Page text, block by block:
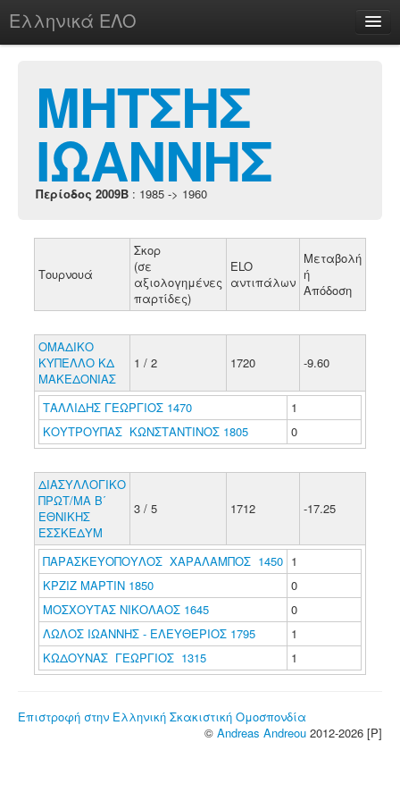
Ελληνικά ΕΛΟ
chesstu.be @ discord
Login
ΜΗΤΣΗΣ
ΙΩΑΝΝΗΣ
Περίοδος 2009B : 1985 -> 1960
Τουρνουά
Σκορ
(σε
αξιολογημένες
παρτίδες)
ELO
αντιπάλων
Μεταβολή
ή
Απόδοση
ΟΜΑΔΙΚΟ
ΚΥΠΕΛΛΟ ΚΔ
ΜΑΚΕΔΟΝΙΑΣ
1 / 2 1720 -9.60
ΤΑΛΛΙΔΗΣ ΓΕΩΡΓΙΟΣ 1470
1
ΚΟΥΤΡΟΥΠΑΣ ΚΩΝΣΤΑΝΤΙΝΟΣ 1805
0
ΔΙΑΣΥΛΛΟΓΙΚΟ
ΠΡΩΤ/ΜΑ Β΄
ΕΘΝΙΚΗΣ
ΕΣΣΚΕΔΥΜ
3 / 5 1712 -17.25
ΠΑΡΑΣΚΕΥΟΠΟΥΛΟΣ ΧΑΡΑΛΑΜΠΟΣ 1450 1
ΚΡΖΙΖ ΜΑΡΤΙΝ 1850
0
ΜΟΣΧΟΥΤΑΣ ΝΙΚΟΛΑΟΣ 1645
0
ΛΩΛΟΣ ΙΩΑΝΝΗΣ - ΕΛΕΥΘΕΡΙΟΣ 1795
1
ΚΩΔΟΥΝΑΣ ΓΕΩΡΓΙΟΣ 1315
1
Επιστροφή στην Ελληνική Σκακιστική Ομοσπονδία
© Andreas Andreou 2012-2026 [P]